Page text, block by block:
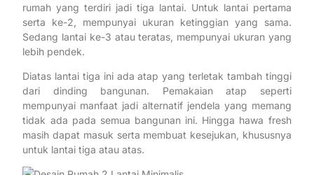
rumah yang terdiri jadi tiga lantai. Untuk lantai pertama
serta ke-2, mempunyai ukuran ketinggian yang sama.
Sedang lantai ke-3 atau teratas, mempunyai ukuran yang
lebih pendek.
Diatas lantai tiga ini ada atap yang terletak tambah tinggi
dari dinding bangunan. Pemakaian atap seperti
mempunyai manfaat jadi alternatif jendela yang memang
tidak ada pada semua bangunan ini. Hingga hawa fresh
masih dapat masuk serta membuat kesejukan, khususnya
untuk lantai tiga atau atas.